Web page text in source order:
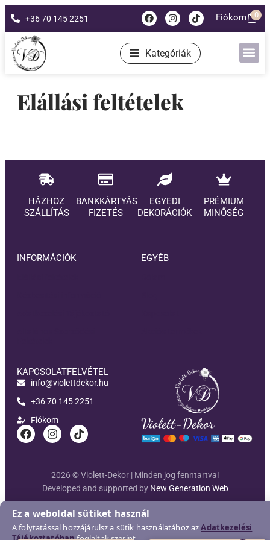
+36 70 145 2251 Fiókom 0
Kategóriák
Elállási feltételek
HÁZHOZ
SZÁLLÍTÁS
BANKKÁRTYÁS
FIZETÉS
EGYEDI
DEKORÁCIÓK
PRÉMIUM
MINŐSÉG
INFORMÁCIÓK EGYÉB
KAPCSOLATFELVÉTEL
info@violettdekor.hu
+36 70 145 2251
Fiókom
Violett-Dekor
Developed and supported by New Generation Web
2026 © Violett-Dekor | Minden jog fenntartva!
Ez a weboldal sütiket használ
A folytatással hozzájárulsz a sütik használatához azAdatkezelési